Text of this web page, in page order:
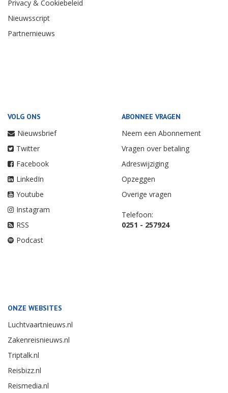
Privacy & Cookiebeleid
Nieuwsscript
Partnernieuws
VOLG ONS
Nieuwsbrief
Twitter
Facebook
LinkedIn
Youtube
Instagram
RSS
Podcast
ABONNEE VRAGEN
Neem een Abonnement
Vragen over betaling
Adreswijziging
Opzeggen
Overige vragen
Telefoon:
0251 - 257924
ONZE WEBSITES
Luchtvaartnieuws.nl
Zakenreisnieuws.nl
Triptalk.nl
Reisbizz.nl
Reismedia.nl